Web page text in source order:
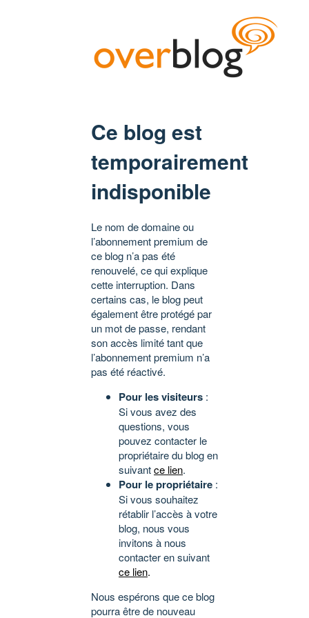
Ce blog est
temporairement
indisponible
Le nom de domaine ou
l’abonnement premium de
ce blog n’a pas été
renouvelé, ce qui explique
cette interruption. Dans
certains cas, le blog peut
également être protégé par
un mot de passe, rendant
son accès limité tant que
l’abonnement premium n’a
pas été réactivé.
Pour les visiteurs :
Si vous avez des
questions, vous
pouvez contacter le
propriétaire du blog en
suivantce lien.
Pour le propriétaire :
Si vous souhaitez
rétablir l’accès à votre
blog, nous vous
invitons à nous
contacter en suivant
ce lien.
Nous espérons que ce blog
pourra être de nouveau